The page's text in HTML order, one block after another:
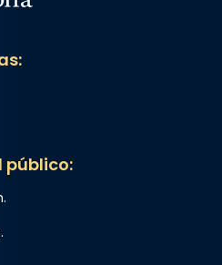
Cristiana
público: